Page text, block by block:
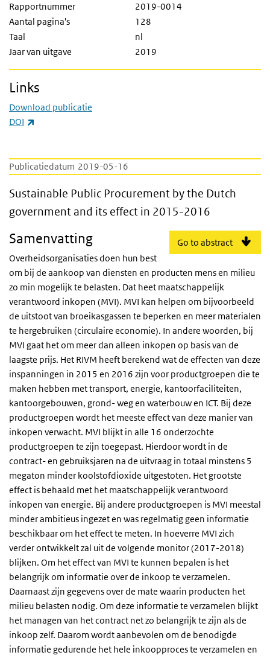
Publicatiedatum 2019-05-16
Sustainable Public Procurement by the
Sustainable Public Procurement by the Dutch
government and its effect in 2015-2016
Go to abstract
Samenvatting
Overheidsorganisaties doen hun best
om bij de aankoop van diensten en producten mens en milieu
zo min mogelijk te belasten. Dat heet maatschappelijk
verantwoord inkopen (MVI). MVI kan helpen om bijvoorbeeld
de uitstoot van broeikasgassen te beperken en meer materialen
te hergebruiken (circulaire economie). In andere woorden, bij
MVI gaat het om meer dan alleen inkopen op basis van de
laagste prijs. Het RIVM heeft berekend wat de effecten van deze
inspanningen in 2015 en 2016 zijn voor productgroepen die te
maken hebben met transport, energie, kantoorfaciliteiten,
kantoorgebouwen, grond- weg en waterbouw en ICT. Bij deze
productgroepen wordt het meeste effect van deze manier van
inkopen verwacht. MVI blijkt in alle 16 onderzochte
productgroepen te zijn toegepast. Hierdoor wordt in de
contract- en gebruiksjaren na de uitvraag in totaal minstens 5
megaton minder koolstofdioxide uitgestoten. Het grootste
effect is behaald met het maatschappelijk verantwoord
inkopen van energie. Bij andere productgroepen is MVI meestal
minder ambitieus ingezet en was regelmatig geen informatie
beschikbaar om het effect te meten. In hoeverre MVI zich
verder ontwikkelt zal uit de volgende monitor (2017-2018)
blijken. Om het effect van MVI te kunnen bepalen is het
belangrijk om informatie over de inkoop te verzamelen.
Daarnaast zijn gegevens over de mate waarin producten het
milieu belasten nodig. Om deze informatie te verzamelen blijkt
het managen van het contract net zo belangrijk te zijn als de
inkoop zelf. Daarom wordt aanbevolen om de benodigde
informatie gedurende het hele inkoopproces te verzamelen en
Rapportnummer
2019-0014
Aantal pagina's
128
Taal
nl
Jaar van uitgave
2019
Links
Download publicatie
DOI